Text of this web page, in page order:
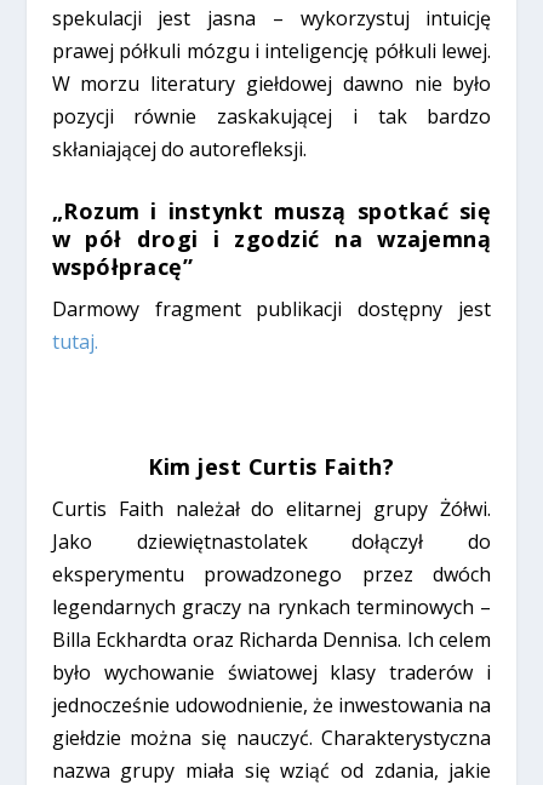
spekulacji jest jasna – wykorzystuj intuicję
prawej półkuli mózgu i inteligencję półkuli lewej.
W morzu literatury giełdowej dawno nie było
pozycji równie zaskakującej i tak bardzo
skłaniającej do autorefleksji.
„Rozum i instynkt muszą spotkać się
w pół drogi i zgodzić na wzajemną
współpracę”
Darmowy fragment publikacji dostępny jest
tutaj.
Kim jest Curtis Faith?
Curtis Faith należał do elitarnej grupy Żółwi.
Jako dziewiętnastolatek dołączył do
eksperymentu prowadzonego przez dwóch
legendarnych graczy na rynkach terminowych –
Billa Eckhardta oraz Richarda Dennisa. Ich celem
było wychowanie światowej klasy traderów i
jednocześnie udowodnienie, że inwestowania na
giełdzie można się nauczyć. Charakterystyczna
nazwa grupy miała się wziąć od zdania, jakie